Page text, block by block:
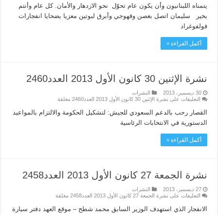
يتمناه اللبنانيون وأن يكون عام تحوّل نحو الازدهار والأمان. كل عام وأنتم
بخير سليمان اتصل بغصن وقهوجي وأبرق لبوتين معزيا بضحايا انفجارات
فولفوغراد
أكمل القراءة »
نشرة الإثنين 30 كانون الأول 2013 العدد2460
30 ديسمبر، 2013
النشرات
التعليقات على نشرة الإثنين 30 كانون الأول 2013 العدد2460 مغلقة
القصار رحب بالدعم السعودي للجيش: لتشكيل الحكومة والالتزام بالمواعيد
الدستورية في الانتخابات الرئاسية
أكمل القراءة »
نشرة الجمعة 27 كانون الأول 2013 العدد2458
27 ديسمبر، 2013
النشرات
التعليقات على نشرة الجمعة 27 كانون الأول 2013 العدد2458 مغلقة
الانفجار الذي استهدف الوزير السابق محمد شطح – موقع العهد دفتر سيارة